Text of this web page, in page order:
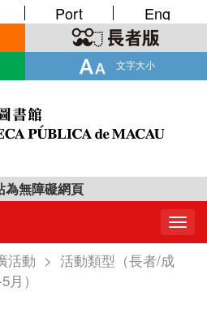
文字大小
Port Eng
為無障礙網頁
活動 > 活動類型（長者/成
）